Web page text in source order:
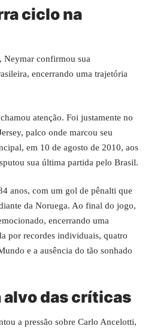
ciclo na
Neymar confirmou sua
encerrando uma trajetória
atenção. Foi justamente no
palco onde marcou seu
em 10 de agosto de 2010, aos
sua última partida pelo Brasil.
anos, com um gol de pênalti que
da Noruega. Ao final do jogo,
encerrando uma
por recordes individuais, quatro
e a ausência do tão sonhado
das críticas
a pressão sobre Carlo Ancelotti,